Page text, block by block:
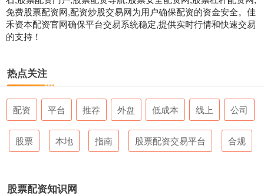
免费股票配资网,配资炒股交易网为用户确保配资的资金安全。佳
禾资本配资官网确保平台交易系统稳定,提供实时行情和快速交易
的支持！
热点关注
配资 平台 推荐 外盘 低成本 线上 公司
股票 本地 指南 股票配资交易平台 合规
股票配资知识网